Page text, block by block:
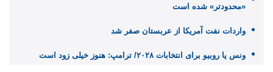
«محدودتر» شده است
واردات نفت آمریکا از عربستان صفر شد
ونس یا روبیو برای انتخابات ۲۰۲۸/ ترامپ: هنوز خیلی زود است